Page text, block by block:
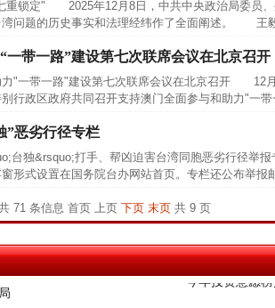
锁定" 2025年12月8日，中共中央政治局委员、
湾问题的历史事实和法理经纬作了全面阐述。 王
一带一路”建设第七次联席会议在北京召开
"一带一路"建设第七次联席会议在北京召开 12月
行政区政府共同召开支持澳门全面参与和助力"一
”恶劣行径专栏
独&rsquo;打手、帮凶迫害台湾同胞恶劣行径举报
式设置在国务院台办网站首页。专栏还公布举报
71 条信息 首页 上页 下页 末页共 9 页今年投资意愿榜